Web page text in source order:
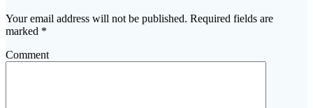
Your email address will not be published. Required fields are
marked *
Comment